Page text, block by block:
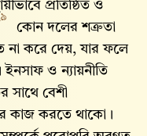
প্রতিষ্ঠিত ও
কোন দলের শত্রুতা
না করে দেয়, যার ফলে
ও ন্যায়নীতি
সাথে বেশী
কাজ করতে থাকো।